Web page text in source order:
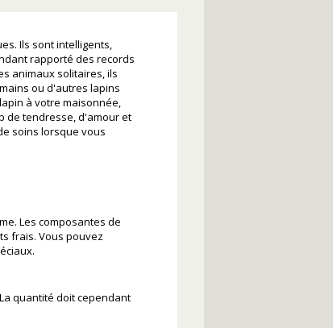
Ils sont intelligents,
rapporté des records
animaux solitaires, ils
ou d'autres lapins
à votre maisonnée,
de tendresse, d'amour et
soins lorsque vous
Les composantes de
frais. Vous pouvez
quantité doit cependant